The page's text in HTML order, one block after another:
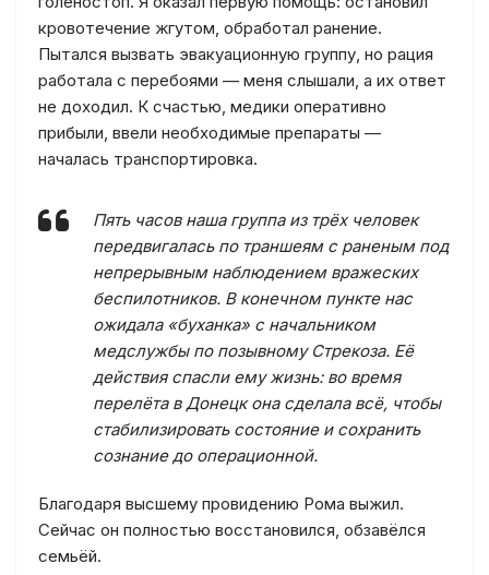
кровотечение жгутом, обработал ранение.
Пытался вызвать эвакуационную группу, но рация
работала с перебоями — меня слышали, а их ответ
не доходил. К счастью, медики оперативно
прибыли, ввели необходимые препараты —
началась транспортировка.
Пять часов наша группа из трёх человек
передвигалась по траншеям с раненым под
непрерывным наблюдением вражеских
беспилотников. В конечном пункте нас
ожидала «буханка» с начальником
медслужбы по позывному Стрекоза. Её
действия спасли ему жизнь: во время
перелёта в Донецк она сделала всё, чтобы
стабилизировать состояние и сохранить
сознание до операционной.
Благодаря высшему провидению Рома выжил.
Сейчас он полностью восстановился, обзавёлся
семьёй.